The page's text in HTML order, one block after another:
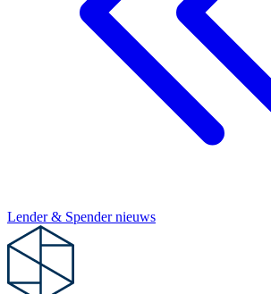
Lender & Spender nieuws